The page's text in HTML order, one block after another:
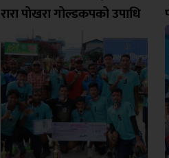
रारा पोखरा गोल्डकपको उपाधि